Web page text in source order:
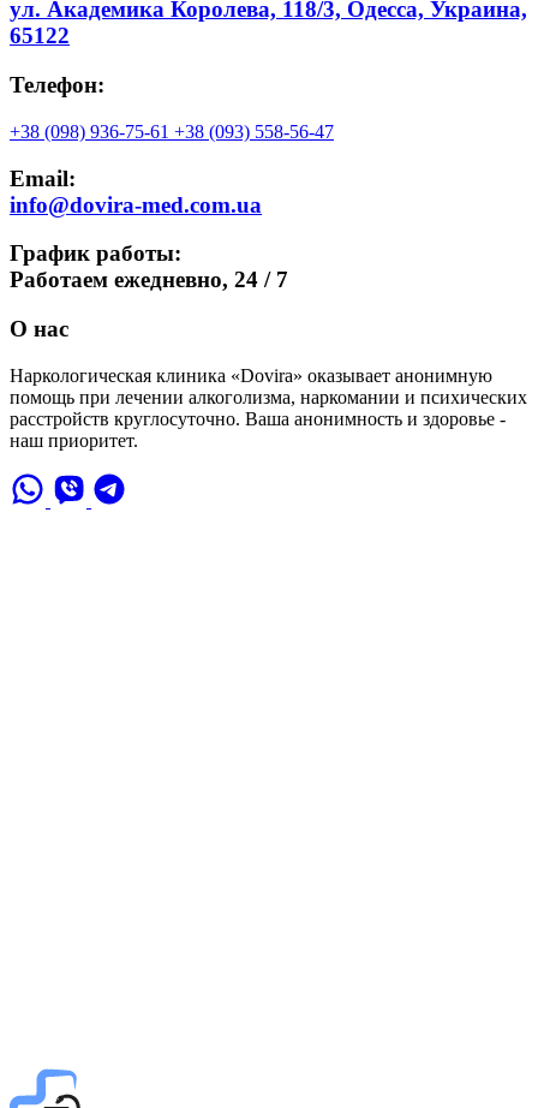
ул. Академика Королева, 118/3, Одесса, Украина,
65122
Телефон:
+38 (098) 936-75-61 +38 (093) 558-56-47
Email:
info@dovira-med.com.ua
График работы:
Работаем ежедневно, 24 / 7
О нас
Наркологическая клиника «Dovira» оказывает анонимную
помощь при лечении алкоголизма, наркомании и психических
расстройств круглосуточно. Ваша анонимность и здоровье -
наш приоритет.